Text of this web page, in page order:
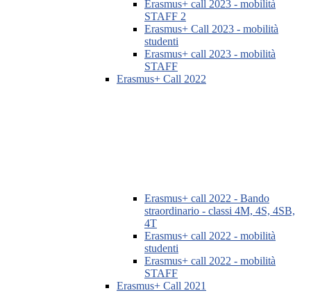
Erasmus+ call 2023 - mobilità
STAFF 2
Erasmus+ Call 2023 - mobilità
studenti
Erasmus+ call 2023 - mobilità
STAFF
Erasmus+ Call 2022
Erasmus+ call 2022 - Bando
straordinario - classi 4M, 4S, 4SB,
4T
Erasmus+ call 2022 - mobilità
studenti
Erasmus+ call 2022 - mobilità
STAFF
Erasmus+ Call 2021